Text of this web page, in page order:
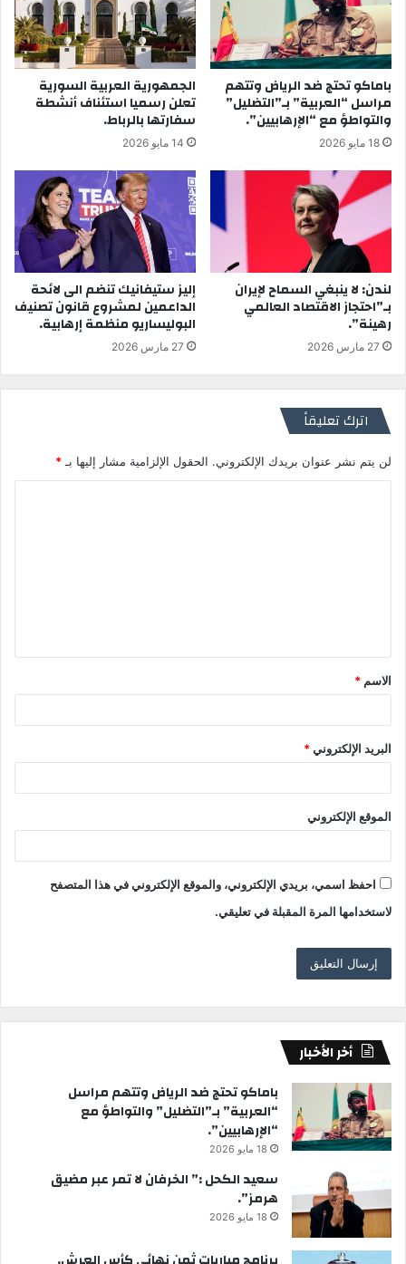
باماكو تحتج ضد الرياض وتتهم
مراسل “العربية” بـ”التضليل”
والتواطؤ مع “الإرهابيين”.
18 مايو 2026
الجمهورية العربية السورية
تعلن رسميا استئناف أنشطة
سفارتها بالرباط.
14 مايو 2026
لندن: لا ينبغي السماح لإيران
بـ”احتجاز الاقتصاد العالمي
رهينة”.
27 مارس 2026
إليز ستيفانيك تنضم الى لائحة
الداعمين لمشروع قانون تصنيف
البوليساريو منظمة إرهابية.
27 مارس 2026
اترك تعليقاً
لن يتم نشر عنوان بريدك الإلكتروني. الحقول الإلزامية مشار إليها بـ *
ق
*
الاسم *
البريد الإلكتروني*
الموقع الإلكتروني
احفظ اسمي، بريدي الإلكتروني، والموقع الإلكتروني في هذا المتصفح
لاستخدامها المرة المقبلة في تعليقي.
أخر الأخبار
باماكو تحتج ضد الرياض وتتهم مراسل
“العربية” بـ”التضليل” والتواطؤ مع
“الإرهابيين”.
18 مايو 2026
سعيد الكحل :” الخرفان لا تمر عبر مضيق
هرمز”.
18 مايو 2026